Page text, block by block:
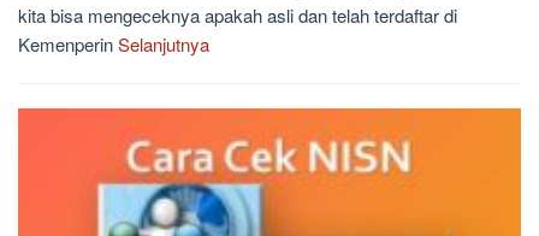
kita bisa mengeceknya apakah asli dan telah terdaftar di
KemenperinSelanjutnya